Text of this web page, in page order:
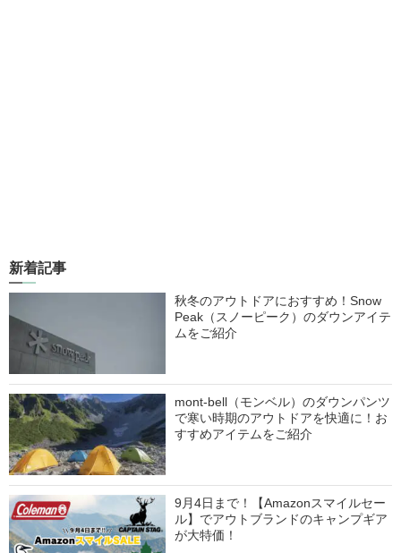
新着記事
秋冬のアウトドアにおすすめ！Snow
Peak（スノーピーク）のダウンアイテ
ムをご紹介
mont-bell（モンベル）のダウンパンツ
で寒い時期のアウトドアを快適に！お
すすめアイテムをご紹介
9月4日まで！【Amazonスマイルセー
ル】でアウトブランドのキャンプギア
が大特価！